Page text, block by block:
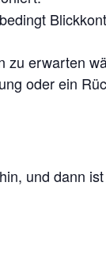
zu erwarten
oder ein
und dann